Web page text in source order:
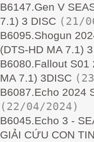
B6147.Gen V
7.1) 3 DISC (21/
B6095.Shogun
(DTS-HD MA 7.1)
B6080.Fallout S01
MA 7.1) 3DISC
B6087.Echo 2024
(22/04/2024)
B6045.Echo 3 -
GIẢI CỨU CON